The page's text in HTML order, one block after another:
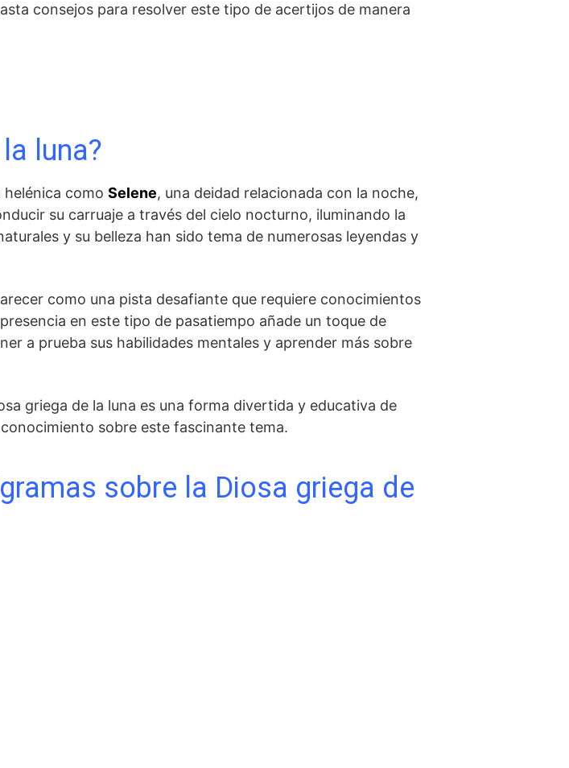
consejos para resolver este⁢ tipo de acertijos de manera
luna?
como Selene,⁢ una deidad relacionada con la noche,
su carruaje a través del cielo nocturno, iluminando la
y su belleza han sido tema de​ numerosas leyendas y
como una⁤ pista desafiante que requiere conocimientos
en este tipo de pasatiempo añade‍ un toque de
a ‍prueba sus habilidades mentales‍ y aprender más sobre
griega⁣ de la ⁢luna es una forma​ divertida y educativa de
sobre este fascinante tema.
sobre la Diosa griega de